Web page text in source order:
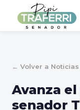
← Volver a Noticias
Avanza
senador